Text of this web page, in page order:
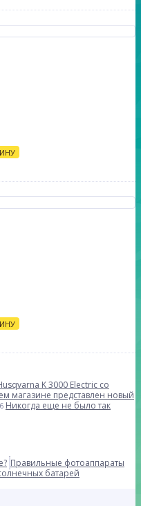
K 3000 Electric со
магазине представлен новый
Никогда еще не было так
Правильные фотоаппараты
батарей